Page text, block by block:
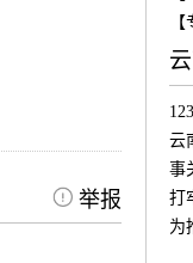
举报
通
用
云
事
布
打
为